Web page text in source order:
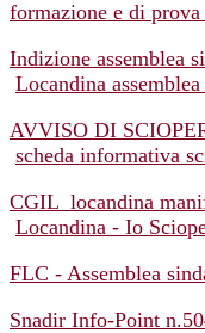
formazione e di
Indizione assemblea
Locandina
AVVISO DI
scheda informativa
CGIL_locandina
Locandina - Io
FLC - Assemblea
Snadir Info-Point